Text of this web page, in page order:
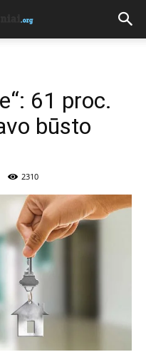
61 proc.
būsto
2310